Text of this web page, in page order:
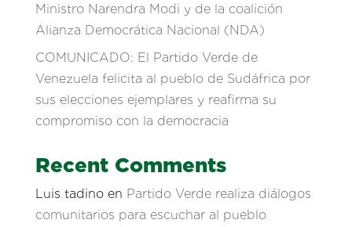
Ministro Narendra Modi y de la coalición
Alianza Democrática Nacional (NDA)
COMUNICADO: El Partido Verde de
Venezuela felicita al pueblo de Sudáfrica por
sus elecciones ejemplares y reafirma su
compromiso con la democracia
Recent Comments
Luis tadinoen Partido Verde realiza diálogos
comunitarios para escuchar al pueblo